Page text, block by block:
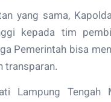
yang sama,
kepada tim
Pemerintah bisa
transparan.
Lampung